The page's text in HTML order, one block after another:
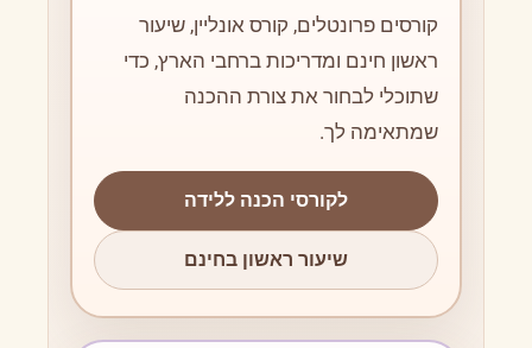
קורסים פרונטלים, קורס אונליין, שיעור
ראשון חינם ומדריכות ברחבי הארץ, כדי
שתוכלי לבחור את צורת ההכנה
שמתאימה לך.
לקורסי הכנה ללידה
שיעור ראשון בחינם